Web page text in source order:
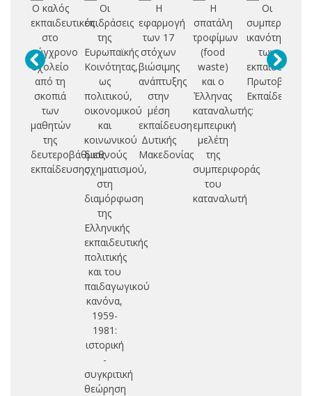
Ο καλός
εκπαιδευτικός
στο
σύγχρονο
σχολείο
από τη
σκοπιά
των
μαθητών
της
δευτεροβάθμιας
εκπαίδευσης
Οι
επιδράσεις
της
Ευρωπαϊκής
Κοινότητας,
ως
πολιτικού,
οικονομικού
και
κοινωνικού
διεθνούς
σχηματισμού,
στη
διαμόρφωση
της
Ελληνικής
εκπαιδευτικής
πολιτικής
και του
παιδαγωγικού
κανόνα,
1959-
1981:
ιστορική
-
συγκριτική
θεώρηση
Η
εφαρμογή
των 17
στόχων
βιώσιμης
ανάπτυξης
στην
μέση
εκπαίδευση
Δυτικής
Μακεδονίας
Η
σπατάλη
τροφίμων
(food
waste)
και ο
Έλληνας
καταναλωτής:
εμπειρική
μελέτη
της
συμπεριφοράς
του
καταναλωτή
Οι
ικανότητες
των
Εκπαίδευσης